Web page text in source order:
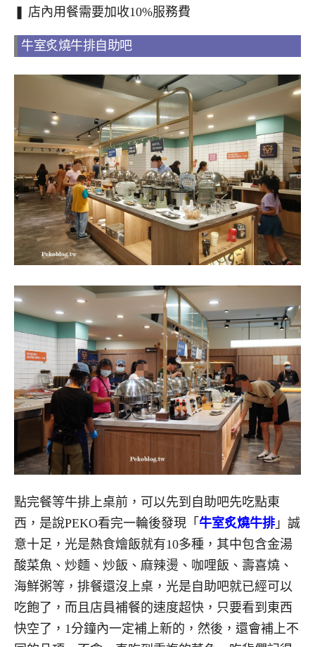
❚ 店內用餐需要加收10%服務費
牛室炙燒牛排自助吧
點完餐等牛排上桌前，可以先到自助吧先吃點東
西，是說PEKO看完一輪後發現「 牛室炙燒牛排 」誠
意十足，光是熱食燴飯就有10多種，其中包含金湯
酸菜魚、炒麵、炒飯、麻辣燙、咖哩飯、壽喜燒、
海鮮粥等，排餐還沒上桌，光是自助吧就已經可以
吃飽了，而且店員補餐的速度超快，只要看到東西
快空了，1分鐘內一定補上新的，然後，還會補上不